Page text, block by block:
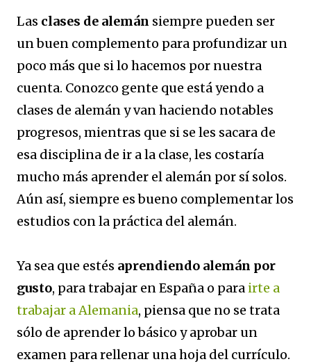
Las clases de alemán siempre pueden ser
un buen complemento para profundizar un
poco más que si lo hacemos por nuestra
cuenta. Conozco gente que está yendo a
clases de alemán y van haciendo notables
progresos, mientras que si se les sacara de
esa disciplina de ir a la clase, les costaría
mucho más aprender el alemán por sí solos.
Aún así, siempre es bueno complementar los
estudios con la práctica del alemán.
Ya sea que estés aprendiendo alemán por
gusto, para trabajar en España o para irte a
trabajar a Alemania, piensa que no se trata
sólo de aprender lo básico y aprobar un
examen para rellenar una hoja del currículo.